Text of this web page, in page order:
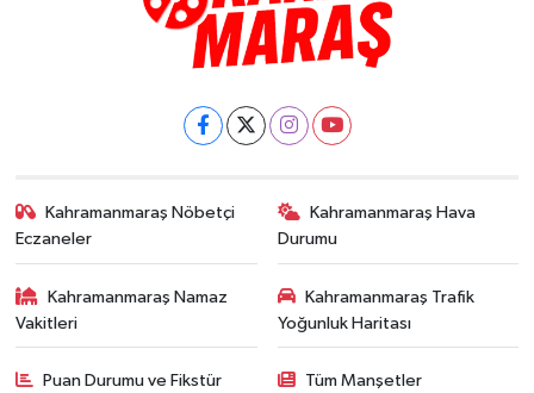
Kahramanmaraş Nöbetçi
Eczaneler
Kahramanmaraş Hava
Durumu
Kahramanmaraş Namaz
Vakitleri
Kahramanmaraş Trafik
Yoğunluk Haritası
Puan Durumu ve Fikstür Tüm Manşetler